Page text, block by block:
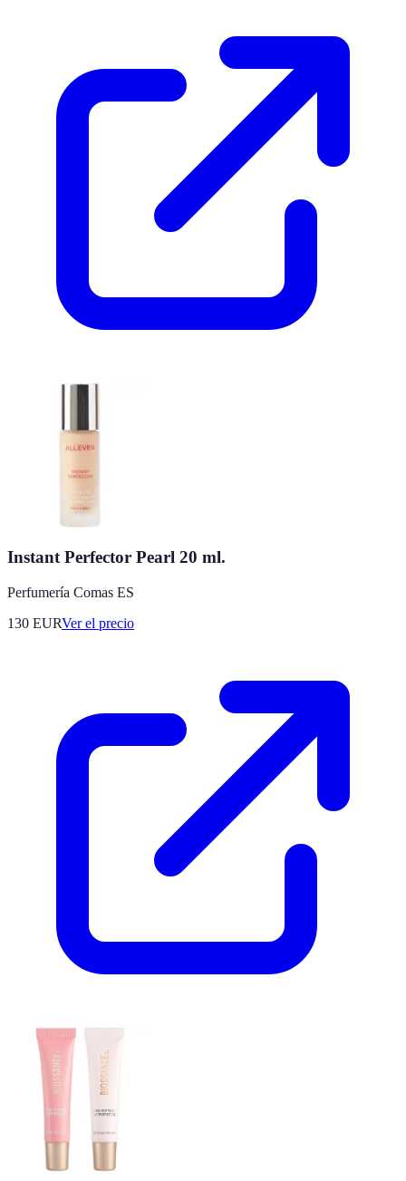
Instant Perfector Pearl 20 ml.
Perfumería Comas ES
130 EURVer el precio